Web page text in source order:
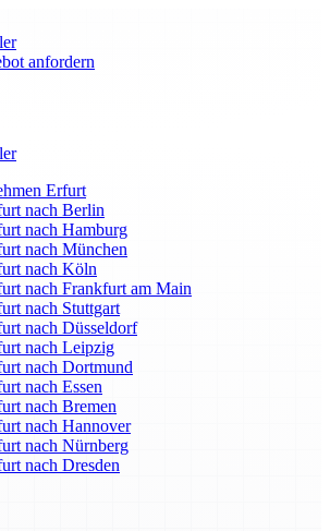
anfordern
Erfurt
nach Berlin
nach Hamburg
nach München
nach Köln
nach Frankfurt am Main
nach Stuttgart
nach Düsseldorf
nach Leipzig
nach Dortmund
nach Essen
nach Bremen
nach Hannover
nach Nürnberg
nach Dresden